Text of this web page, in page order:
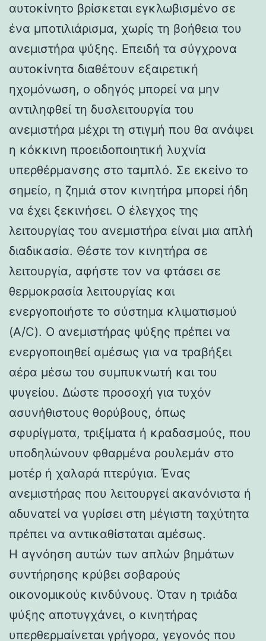
αυτοκίνητο βρίσκεται εγκλωβισμένο σε
ένα μποτιλιάρισμα, χωρίς τη βοήθεια του
ανεμιστήρα ψύξης. Επειδή τα σύγχρονα
αυτοκίνητα διαθέτουν εξαιρετική
ηχομόνωση, ο οδηγός μπορεί να μην
αντιληφθεί τη δυσλειτουργία του
ανεμιστήρα μέχρι τη στιγμή που θα ανάψει
η κόκκινη προειδοποιητική λυχνία
υπερθέρμανσης στο ταμπλό. Σε εκείνο το
σημείο, η ζημιά στον κινητήρα μπορεί ήδη
να έχει ξεκινήσει. Ο έλεγχος της
λειτουργίας του ανεμιστήρα είναι μια απλή
διαδικασία. Θέστε τον κινητήρα σε
λειτουργία, αφήστε τον να φτάσει σε
θερμοκρασία λειτουργίας και
ενεργοποιήστε το σύστημα κλιματισμού
(A/C). Ο ανεμιστήρας ψύξης πρέπει να
ενεργοποιηθεί αμέσως για να τραβήξει
αέρα μέσω του συμπυκνωτή και του
ψυγείου. Δώστε προσοχή για τυχόν
ασυνήθιστους θορύβους, όπως
σφυρίγματα, τριξίματα ή κραδασμούς, που
υποδηλώνουν φθαρμένα ρουλεμάν στο
μοτέρ ή χαλαρά πτερύγια. Ένας
ανεμιστήρας που λειτουργεί ακανόνιστα ή
αδυνατεί να γυρίσει στη μέγιστη ταχύτητα
πρέπει να αντικαθίσταται αμέσως.
Η αγνόηση αυτών των απλών βημάτων
συντήρησης κρύβει σοβαρούς
οικονομικούς κινδύνους. Όταν η τριάδα
ψύξης αποτυγχάνει, ο κινητήρας
υπερθερμαίνεται γρήγορα, γεγονός που